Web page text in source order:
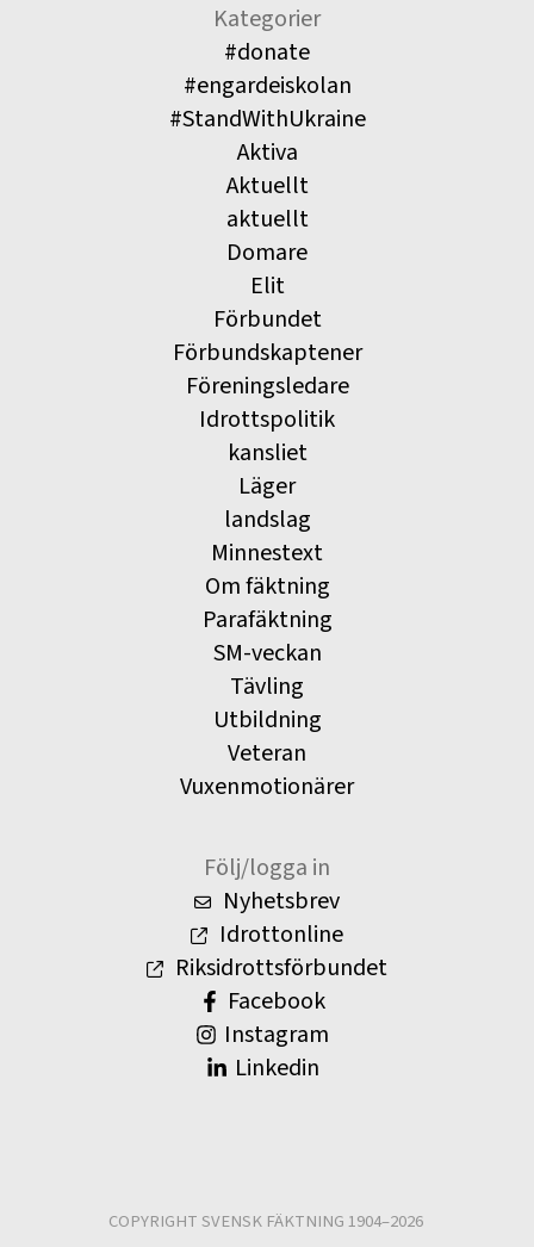
Kategorier
#donate
#engardeiskolan
#StandWithUkraine
Aktiva
Aktuellt
aktuellt
Domare
Elit
Förbundet
Förbundskaptener
Föreningsledare
Idrottspolitik
kansliet
Läger
landslag
Minnestext
Om fäktning
Parafäktning
SM-veckan
Tävling
Utbildning
Veteran
Vuxenmotionärer
Följ/logga in
Nyhetsbrev
Idrottonline
Riksidrottsförbundet
Facebook
Instagram
Linkedin
COPYRIGHT SVENSK FÄKTNING 1904–2026